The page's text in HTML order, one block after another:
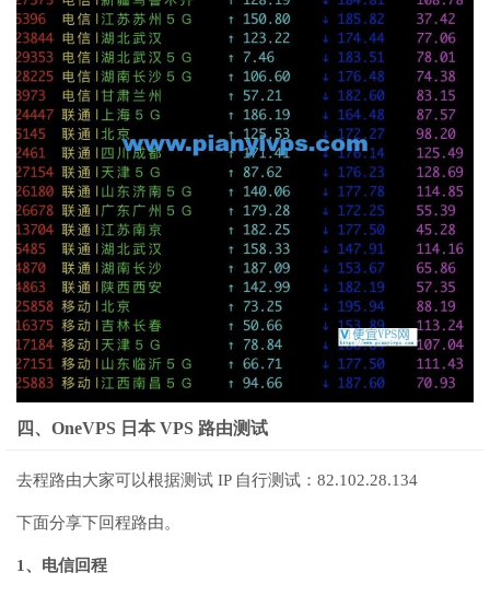
四、OneVPS 日本 VPS 路由测试
去程路由大家可以根据测试 IP 自行测试：82.102.28.134
下面分享下回程路由。
1、电信回程